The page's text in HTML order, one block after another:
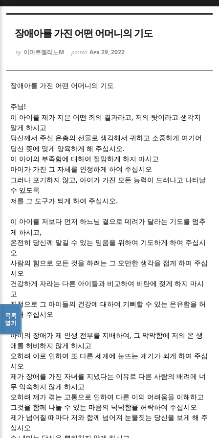
장애아를 가진 어떤 어머니의 기도
by 이마르첼리노M posted Apr 29, 2022
장애아를 가진 어떤 어머니의 기도
주님 !
이 아이를 제가 지은 어떤 죄의 결과라고 , 저의 탓이라고 생각지
말게 하시고
당신께서 주신 은총의 선물로 생각해서 귀하고 소중하게 여기어
당신 뜻에 맞게 양육하게 해 주십시오 .
이 아이의 부족함에 대하여 절망하게 하지 마시고
아이가 가진 그 자체를 인정하게 하여 주십시오
그러나 포기하지 않고 , 아이가 가진 모든 능력이 드러나고 나타날
수 있도록
저를 그 도구가 되게 하여 주십시오 .
이 아이를 저보다 먼저 하느님 곁으로 데려가 달라는 기도를 멈추
게 하시고 ,
온전히 당신께 맡길 수 있는 믿음을 위하여 기도하게 하여 주십시
오
사람의 힘으로 모든 것을 하려는 그 오만한 생각을 접게 하여 주십
시오
건강하게 자라는 다른 아이들과 비교하여 비탄에 젖게 하지 마시
고
진정으로 그 아이들의 건강에 대하여 기뻐할 수 있는 온유함을 허
락해 주십시오
아이의 장애가 제 인생 전부를 지배하여 , 그 막막함에 저의 온 생
애를 허비하지 않게 하시고
오히려 이로 인하여 또 다른 세계에 눈뜨는 계기가 되게 하여 주십
시오
제가 장애를 가진 자녀를 지녔다는 이유로 다른 사람의 배려에 너
무 익숙하지 않게 하시고
오히려 제가 겪는 고통으로 인하여 다른 이의 어려움을 이해하고
그것을 함께 나눌 수 있는 마음의 넉넉함을 허락하여 주십시오
제가 넘어질 때마다 저와 함께 넘어져 눈물짓는 당신을 보게 해 주
십시오
목록
열기
Sketchbook5, 스케치북5
Sketchbook5, 스케치북5
Sketchbook5, 스케치북5
Sketchbook5, 스케치북5